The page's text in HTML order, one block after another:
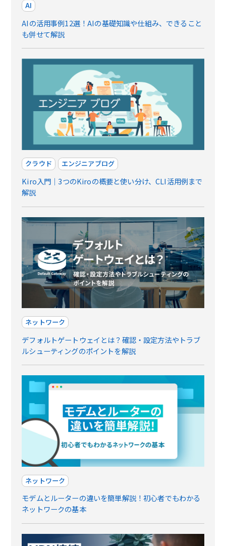
AI
AIの活用事例12選！AIの基礎知識や仕組み、できること
も併せて解説
クラウド エンジニアブログ
Kiro入門｜3つのKiroの概要と使い分け、CLI活用例まで
解説
ネットワーク
デフォルトゲートウェイとは？確認・設定方法やトラブ
ルシューティングのポイントを解説
ネットワーク
モデムとルーターの違いを簡単解説！初心者でもわかる
ネットワークの基本